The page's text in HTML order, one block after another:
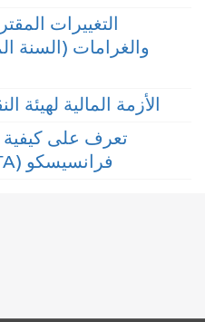
التغييرات
الأزمة المالية
تعرف على كيفية
فرانسيسكو (SFMTA) بموازنة ميزانيتها!